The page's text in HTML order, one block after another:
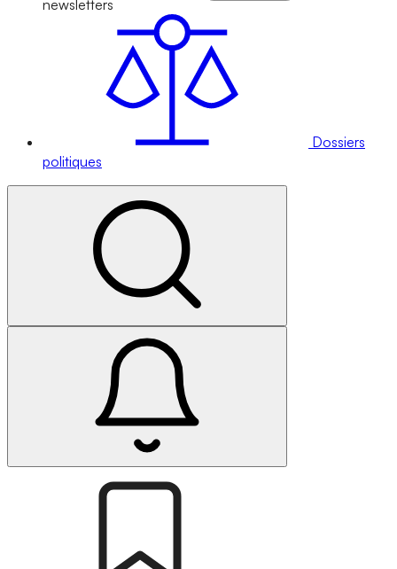
newsletters
Dossiers
politiques